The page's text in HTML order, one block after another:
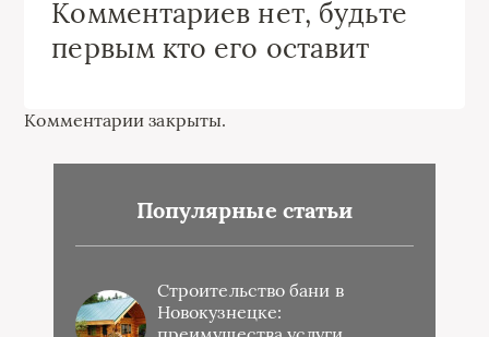
Комментариев нет, будьте
первым кто его оставит
Комментарии закрыты.
Популярные статьи
Строительство бани в
Новокузнецке: